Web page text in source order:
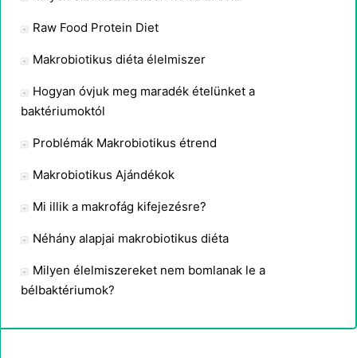
Raw Food Protein Diet
Makrobiotikus diéta élelmiszer
Hogyan óvjuk meg maradék ételünket a
baktériumoktól
Problémák Makrobiotikus étrend
Makrobiotikus Ajándékok
Mi illik a makrofág kifejezésre?
Néhány alapjai makrobiotikus diéta
Milyen élelmiszereket nem bomlanak le a
bélbaktériumok?